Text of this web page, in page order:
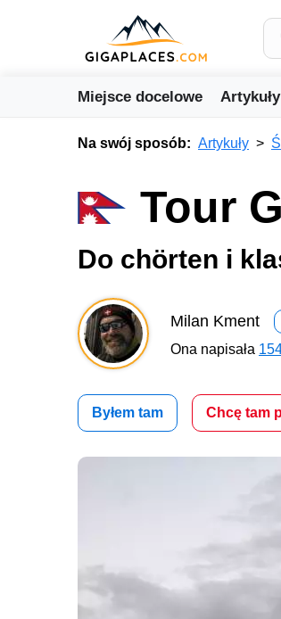
Miejsce docelowe Artykuły
Na swój sposób: Artykuły
Tour
Do chörten i
Milan Kment
Ona napisała
Byłem tam Chcę tam